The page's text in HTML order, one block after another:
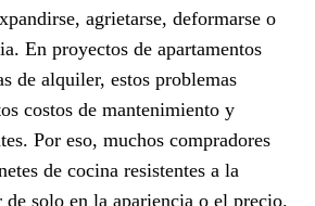
agrietarse, deformarse o
En proyectos de apartamentos
de alquiler, estos problemas
costos de mantenimiento y
Por eso, muchos compradores
de cocina resistentes a la
de solo en la apariencia o el precio.